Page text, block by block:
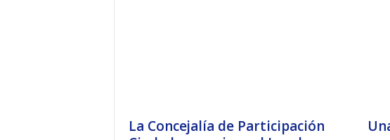
La Concejalía de Participación